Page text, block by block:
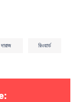
রিওয়ার্ড